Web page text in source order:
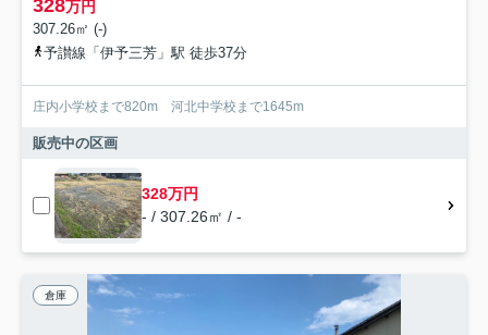
328万円
307.26㎡ (-)
予讃線「伊予三芳」駅 徒歩37分
庄内小学校まで820m 河北中学校まで1645m
販売中の区画
328万円
- / 307.26㎡ / -
倉庫